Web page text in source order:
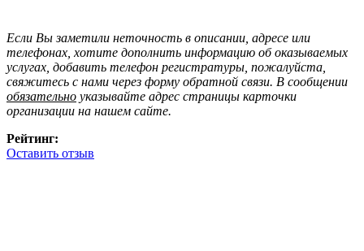
Если Вы заметили неточность в описании, адресе или
телефонах, хотите дополнить информацию об оказываемых
услугах, добавить телефон регистратуры, пожалуйста,
свяжитесь с нами через форму обратной связи. В сообщении
обязательно указывайте адрес страницы карточки
организации на нашем сайте.
Рейтинг:
Оставить отзыв